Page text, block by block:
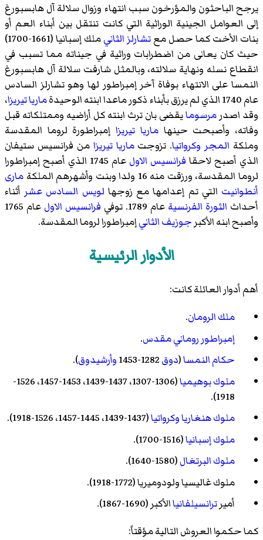
يرجح الباحثون والمؤرخون سبب انتهاء وزوال سلالة آل هابسبورغ
إلى العوامل الجينية الوراثية التي كانت تنتقل بين أبناء العم أو
بنات الأخت كما حصل معتشارلز الثاني
ملك إسبانيا (1661-1700)
حيث كان يعانى من اضطرابات وراثية في جيناته مما تسبب في
انقطاع نسله ونهاية سلالته، وبالمثل شارفت سلالة آل هابسبورغ
النمسا على الانتهاء بوفاة آخر إمبراطور لها وهوتشارلز السادس
عام 1740 الذي لم يرزق بأبناء ذكور ماعدا ابنته الوحيدة
ماريا تيريزا،
وقد اصدر مرسومايقضى بان ترث ابنته كل أراضيه وممتلكاته قبل
وفاته، وأصبحت حينهاماريا تيريزاإمبراطورة لروما المقدسة
وملكة المجر وكرواتيا. تزوجتماريا تيريزا من فرانسيس ستيفان
الذي أصبح لاحقا فرانسيس الاول
عام 1745 الذي أصبح إمبراطورا
لروما المقدسة، ورزقت منه 16 ولدا وبنت وأشهرهم الملكة
مارى
أنطوانيت التي تم إعدامها مع زوجها لويس السادس عشر أثناء
أحداث الثورة الفرنسية عام 1789. توفي فرانسيس الاول
عام 1765
وأصبح ابنه الأكبر جوزيف الثانيإمبراطورا لروما المقدسة.
الأدوار الرئيسية
أهم أدوار العائلة كانت:
ملك الرومان.
إمبراطور روماني مقدس.
حكام النمسا(دوق وأرشيدوق).
ملوك بوهيميا
(1306-1307، 1437-1439، 1453-1457، 1526-
1918).
ملوك هنغاريا وكرواتيا(1437-1439، 1445-1457، 1526-1918).
ملوك إسبانيا(1516-1700).
ملوك البرتغال(1580-1640).
ملوكغاليسيا ولودوميريا(1772-1918).
أميرترانسيلفانياالأكبر (1690-1867).
كما حكموا العروش التالية مؤقتاً: